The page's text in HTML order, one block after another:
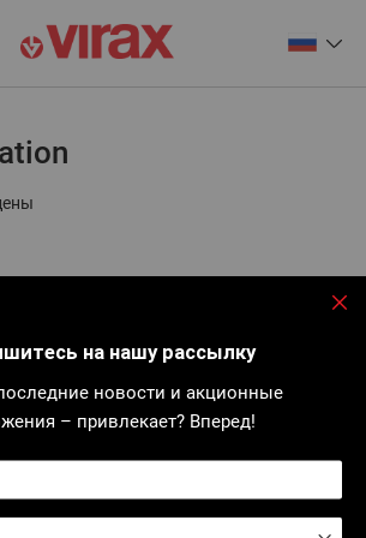
на нашу рассылку
новости и акционные
– привлекает? Вперед!